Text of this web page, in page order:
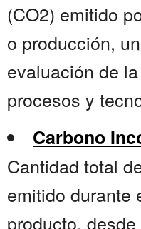
(CO2) emitido
o producción,
evaluación de
procesos y
Carbono
Cantidad total
emitido durante
producto,